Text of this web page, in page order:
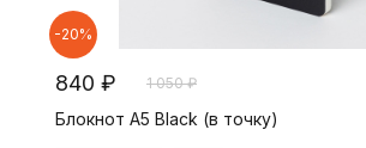
-20%
840 ₽ 1 050 ₽
Блокнот А5 Black (в точку)